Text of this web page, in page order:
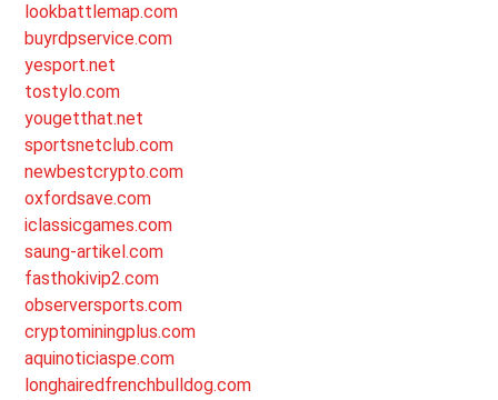
lookbattlemap.com
buyrdpservice.com
yesport.net
tostylo.com
yougetthat.net
sportsnetclub.com
newbestcrypto.com
oxfordsave.com
iclassicgames.com
saung-artikel.com
fasthokivip2.com
observersports.com
cryptominingplus.com
aquinoticiaspe.com
longhairedfrenchbulldog.com